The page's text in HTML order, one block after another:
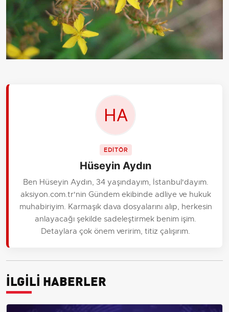
EDİTÖR
Hüseyin Aydın
Ben Hüseyin Aydın, 34 yaşındayım, İstanbul'dayım.
aksiyon.com.tr'nin Gündem ekibinde adliye ve hukuk
muhabiriyim. Karmaşık dava dosyalarını alıp, herkesin
anlayacağı şekilde sadeleştirmek benim işim.
Detaylara çok önem veririm, titiz çalışırım.
İLGİLİ HABERLER